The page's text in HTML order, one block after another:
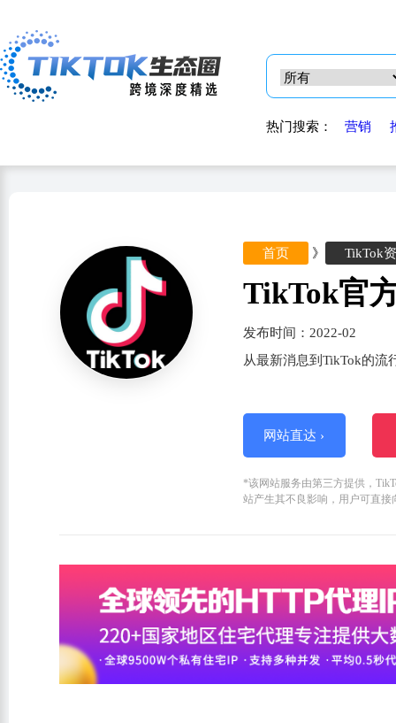
热门搜索： 营销
首页 》 TikTok
TikTok官
发布时间：2022-02
从最新消息到TikTok的流
网站直达 ›
*该网站服务由第三方提供，
站产生其不良影响，用户可直